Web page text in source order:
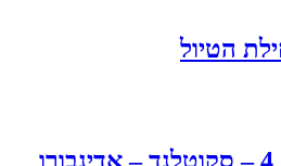
הטיול